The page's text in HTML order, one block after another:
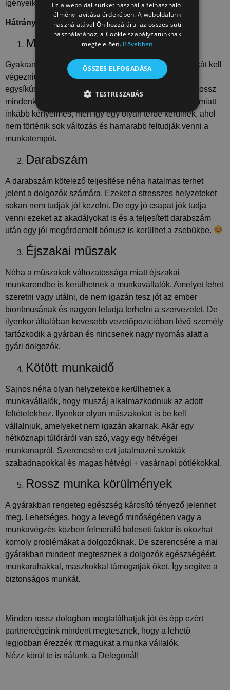
igényeiket is.
Hátrányok
Monotonitás
Gyakran a gyári munkavállalóknak monoton sor munkát kell
végezniük, amit sajnos nem sokan tudnak tolerálni az
egysíkúsága miatt. De a monotonitás nem feltétlenül rossz
mindenkinek. Vannak, akiknek ez a mindennapi rutin miatt
inkább kényelmes, mert így egy olyan térbe kerülnek, ahol
nem történik sok változás és hamarabb feltudják venni a
munkatempót.
Darabszám
A darabszám kötelező teljesítése néha hatalmas terhet
jelent a dolgozók számára. Ezeket a stresszes helyzeteket
sokan nem tudják jól kezelni. De egy jó csapat jók tudja
venni ezeket az akadályokat is és a teljesített darabszám
után egy jól megérdemelt bónusz is kerülhet a zsebükbe.
Éjszakai műszak
Néha a műszakok változatossága miatt éjszakai
munkarendbe is kerülhetnek a munkavállalók. Amelyet lehet
szeretni vagy utálni, de nem igazán tesz jót az ember
bioritmusának és nagyon letudja terhelni a szervezetet. De
ilyenkor általában kevesebb vezetőpozícióban lévő személy
tartózkodik a gyárban és nincsenek nagy nyomás alatt a
gyári dolgozók.
Kötött munkaidő
Sajnos néha olyan helyzetekbe kerülhetnek a
munkavállalók, hogy muszáj alkalmazkodniuk az adott
feltételekhez. Ilyenkor olyan műszakokat is be kell
vállalniuk, amelyeket nem igazán akarnak. Akár egy
hétköznapi túlóráról van szó, vagy egy hétvégei
munkanapról. Szerencsére ezt jutalmazni szokták
szabadnapokkal és magas hétvégi + vasárnapi pótlékokkal.
Rossz munka körülmények
A gyárakban rengeteg egészség károsító tényező jelenhet
meg. Lehetséges, hogy a levegő minőségében vagy a
munkavégzés közben felmerülő baleseti faktor is okozhat
komoly problémákat a dolgozóknak. De szerencsére a mai
gyárakban mindent megtesznek a dolgozók egészségéért,
munkaruhákkal, maszkokkal támogatják őket. Így segítve a
biztonságos munkát.
Minden rossz dologban megtalálhatjuk jót és épp ezért
partnercégeink mindent megtesznek, hogy a lehető
legjobban érezzék itt magukat a munka vállalók.
Nézz körül te is nálunk, a Delegonál!
Ez a weboldal sütiket használ a felhasználói
élmény javítása érdekében. A weboldalunk
használatával Ön hozzájárul az összes süti
használatához, a Cookie szabályzatunknak
megfelelően. Bővebben
ÖSSZES ELFOGADÁSA
TESTRESZABÁS
TELJESÍTMÉNY CÉLZÁS
Teljesítmény Célzás Besorolatlan
A teljesítmény-sütiket, pl. analitikai sütiket annak
nyomon követésére használják, hogy hogyan
használják a látogatók a weboldalt. Ezek a sütik
nem használhatók egy adott látogató közvetlen
azonosítására.
Név
Szolgáltató
/ Domain
_ga_FFYD344T4T .delego.hu
1 év 1
hónap
Ezt a cookie-t a
Google Analytics
használja a
munkamenet
állapotának
megőrzésére.
_ga
Google
LLC
.delego.hu
1 év 1
hónap
Ez a cookie-név
társítva van a Google
Universal Analytics-
szolgál,
véletlenszerűen
generált szám
hozzárendelésével
kliens azonosítóként.
A webhely minden
oldalkérésében
szerepel, és a
webhely-elemzési
jelentések látogatói,
kampányadatainak
kiszámítására szolgál.
_gid
Google
.delego.hu
1 nap
Ezt a sütit a Google
Analytics állítja be.
Minden
meglátogatott oldal
egyedi értéket tárol
és frissít, és az
oldalmegtekintések
számlálására és
nyomon követésére
szolgál.
Név
/ Domain
Név
Szolgáltató
/ Domain
Lejárat Leírás
wpglobus-language-
old
delego.hu 1 év
wpglobus-language